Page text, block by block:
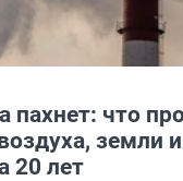
пахнет: что
земли
20 лет